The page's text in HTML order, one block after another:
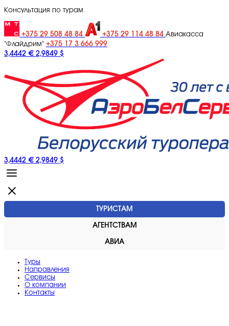
Консультация по турам
+375 29 508 48 84 +375 29 114 48 84 Авиакасса
"Флайдрим" +375 17 3 666 999
3,4442 € 2,9849 $
3,4442 € 2,9849 $
ТУРИСТАМ
АГЕНТСТВАМ
АВИА
Туры
Направления
Сервисы
O компании
Контакты